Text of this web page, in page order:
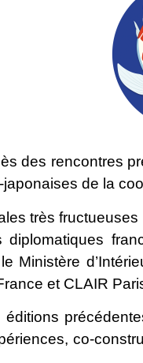
des rencontres
de la
très
Ministère
et CLAIR
co-